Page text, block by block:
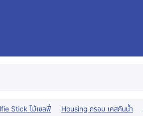
Stick ไม้เซลฟี่ Housing กรอบ เคสกันน้ำ